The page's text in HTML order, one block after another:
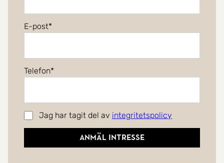
E-post
Telefon
Jag har tagit del av integritetspolicy
Anmäl intresse